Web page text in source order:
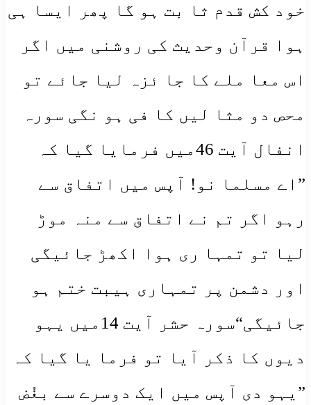
خود کش قدم ثا بت ہو گا پھر ایسا ہی
ہوا قرآن وحدیث کی روشنی میں اگر
اس معا ملے کا جا ئزہ لیا جائے تو
محص دو مثا لیں کا فی ہو نگی سورہ
انفال آیت 46میں فرمایا گیا کہ
”اے مسلما نو! آپس میں اتفاق سے
رہو اگر تم نے اتفاق سے منہ موڑ
لیا تو تمہا ری ہوا اکھڑ جائیگی
اور دشمن پر تمہاری ہیبت ختم ہو
جائیگی“سورہ حشر آیت 14میں یہو
دیوں کا ذکر آیا تو فرما یا گیا کہ
”یہو دی آپس میں ایک دوسرے سے بغُض